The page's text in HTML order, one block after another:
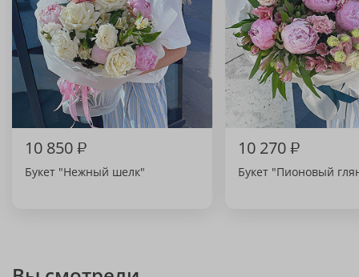
10 850₽
Букет "Нежный шелк"
10 270₽
Букет "Пионовый